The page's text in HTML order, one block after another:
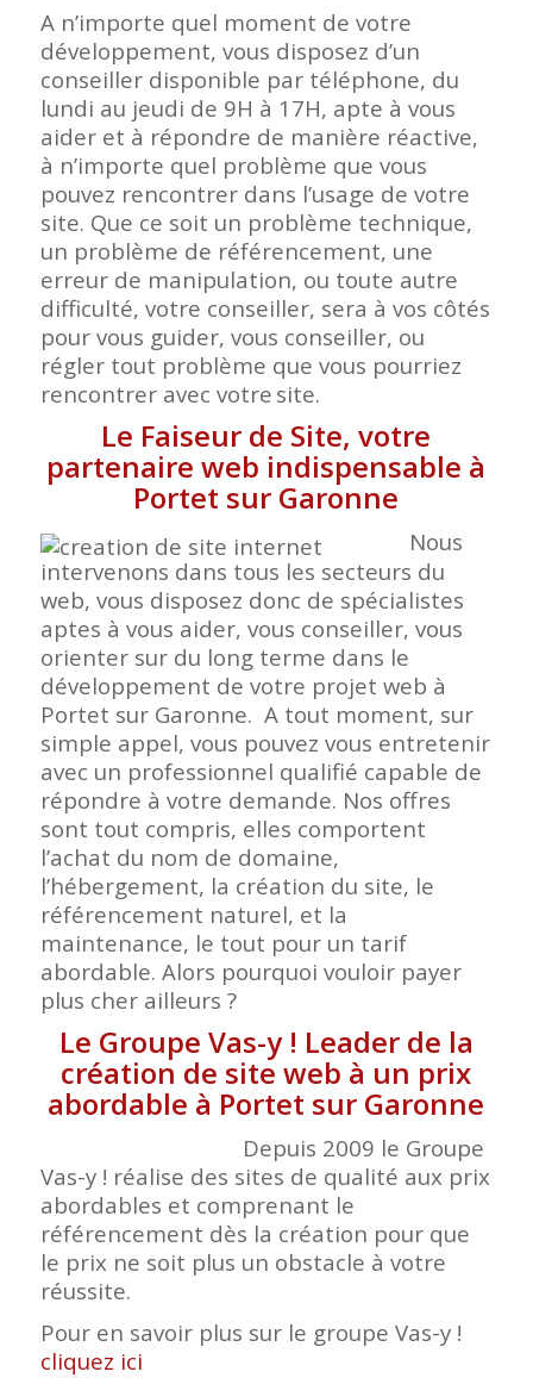
A n’importe quel moment de votre
développement, vous disposez d’un
conseiller disponible par téléphone, du
lundi au jeudi de 9H à 17H, apte à vous
aider et à répondre de manière réactive,
à n’importe quel problème que vous
pouvez rencontrer dans l’usage de votre
site. Que ce soit un problème technique,
un problème de référencement, une
erreur de manipulation, ou toute autre
difficulté, votre conseiller, sera à vos côtés
pour vous guider, vous conseiller, ou
régler tout problème que vous pourriez
rencontrer avec votre site.
Le Faiseur de Site, votre
partenaire web indispensable à
Portet sur Garonne
Nous
intervenons dans tous les secteurs du
web, vous disposez donc de spécialistes
aptes à vous aider, vous conseiller, vous
orienter sur du long terme dans le
développement de votre projet web à
Portet sur Garonne. A tout moment, sur
simple appel, vous pouvez vous entretenir
avec un professionnel qualifié capable de
répondre à votre demande. Nos offres
sont tout compris, elles comportent
l’achat du nom de domaine,
l’hébergement, la création du site, le
référencement naturel, et la
maintenance, le tout pour un tarif
abordable. Alors pourquoi vouloir payer
plus cher ailleurs ?
Le Groupe Vas-y ! Leader de la
création de site web à un prix
abordable à Portet sur Garonne
Depuis 2009 le Groupe
Vas-y ! réalise des sites de qualité aux prix
abordables et comprenant le
référencement dès la création pour que
le prix ne soit plus un obstacle à votre
réussite.
Pour en savoir plus sur le groupe Vas-y !
cliquez ici